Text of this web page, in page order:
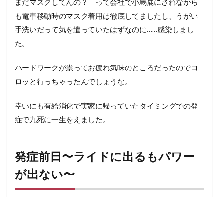
日〜
ライ
出る
な
い〜
発症
日〜
けて
熱が
40℃
オー
バ
まだマスクしてんの？ って会社で小馬鹿にされながら
も電車移動時のマスク着用は徹底してましたし、うがい
手洗いだって気を遣っていたはずなのに……感染しまし
た。
ハードワークが祟ってお疲れ気味のところだったのでコ
ロッと行っちゃったんでしょうな。
幸いにも有給消化で実家に帰っていたタイミングでの発
症で九死に一生をえました。
発症前日〜ライドに出るもパワー
が出ない〜